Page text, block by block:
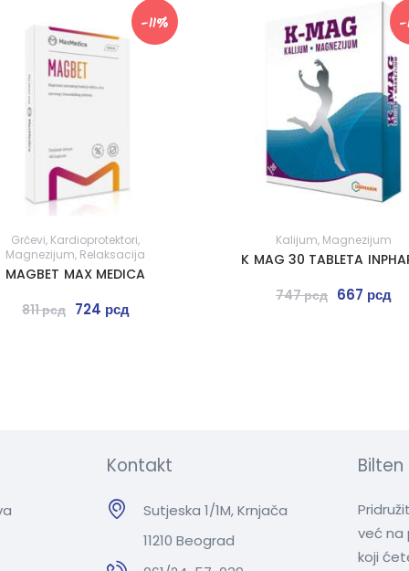
-11%
Grčevi, Kardioprotektori,
Magnezijum, Relaksacija
MAGBET MAX MEDICA
811рсд 724 рсд
-
Kalijum, Magnezijum
K MAG 30 TABLETA
747рсд 667 рсд
Kontakt
Sutjeska 1/1M, Krnjača
11210 Beograd
Bilten
već na
koji